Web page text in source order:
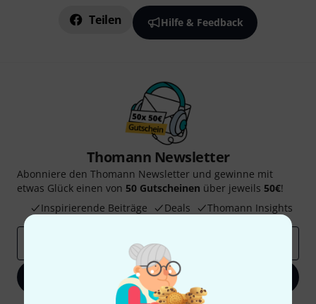
Teilen Hilfe & Feedback
Thomann Newsletter
Abonniere den Thomann Newsletter und gewinne mit
etwas Glück einen von 50 Gutscheinen über jeweils 50€!
Inspirierende Beiträge
Deals Thomann Insights
Jetzt anmelden